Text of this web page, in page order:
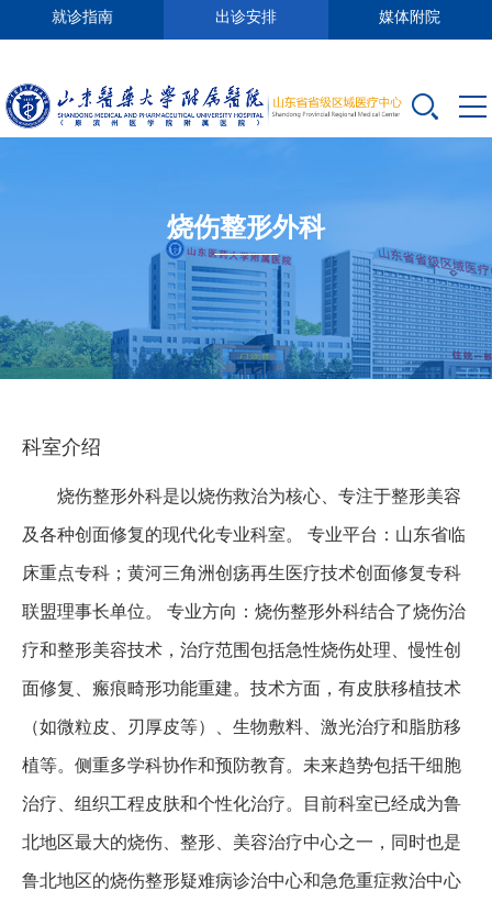
就诊指南 出诊安排 媒体附院
烧伤整形外科
科室介绍
烧伤整形外科是以烧伤救治为核心、专注于整形美容
及各种创面修复的现代化专业科室。 专业平台：山东省临
床重点专科；黄河三角洲创疡再生医疗技术创面修复专科
联盟理事长单位。 专业方向：烧伤整形外科结合了烧伤治
疗和整形美容技术，治疗范围包括急性烧伤处理、慢性创
面修复、瘢痕畸形功能重建。技术方面，有皮肤移植技术
（如微粒皮、刃厚皮等）、生物敷料、激光治疗和脂肪移
植等。侧重多学科协作和预防教育。未来趋势包括干细胞
治疗、组织工程皮肤和个性化治疗。目前科室已经成为鲁
北地区最大的烧伤、整形、美容治疗中心之一，同时也是
鲁北地区的烧伤整形疑难病诊治中心和急危重症救治中心